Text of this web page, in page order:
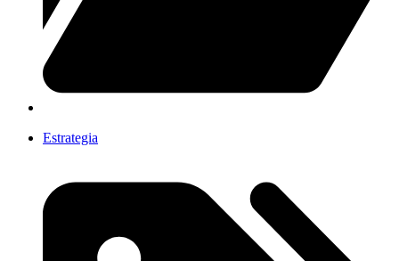
Estrategia